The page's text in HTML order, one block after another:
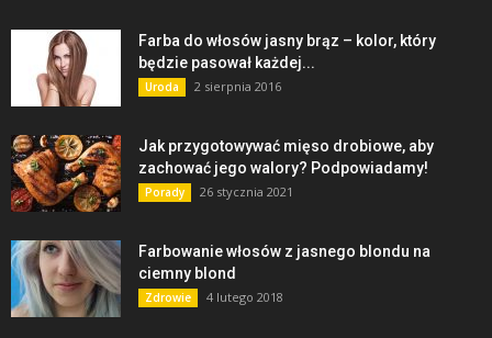
Farba do włosów jasny brąz – kolor, który
będzie pasował każdej...
Uroda 2 sierpnia 2016
Jak przygotowywać mięso drobiowe, aby
zachować jego walory? Podpowiadamy!
Porady 26 stycznia 2021
Farbowanie włosów z jasnego blondu na
ciemny blond
Zdrowie 4 lutego 2018